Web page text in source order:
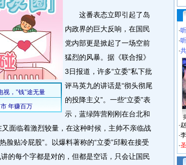
这番表态立即引起了岛
内政界的巨大反响，在国民
党内部更是掀起了一场空前
猛烈的风暴。据《联合报》
3日报道，许多“立委”私下批
评马英九的讲话是“彻头彻尾
的投降主义”。一些“立委”表
示，蓝绿阵营刚刚在台北和
面临着激烈较量，在这种时候，主帅不亲临战
脸贴冷屁股”。以爆料著称的“立委”邱毅在接受
的每个字都是对的，但都是空话，只会让国民
·
·
·
·
·
·